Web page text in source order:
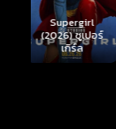
Masters of the
Universe (2026)
นักรบเจ้าจักรวาล